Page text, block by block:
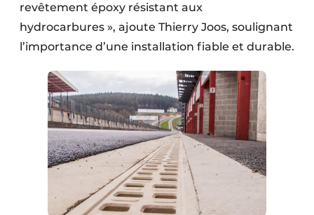
revêtement époxy résistant aux
hydrocarbures », ajoute Thierry Joos, soulignant
l’importance d’une installation fiable et durable.